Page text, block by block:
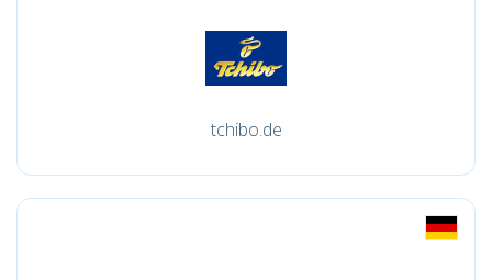
tchibo.de